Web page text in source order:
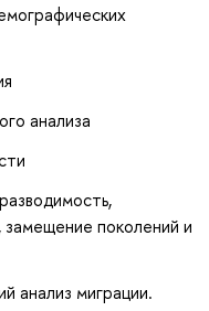
анализа
поколений и
анализ миграции.